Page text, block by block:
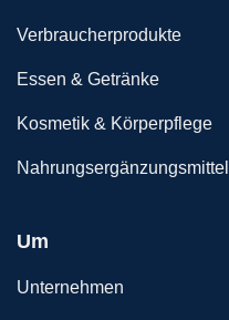
Verbraucherprodukte
Essen & Getränke
Kosmetik & Körperpflege
Um
Unternehmen